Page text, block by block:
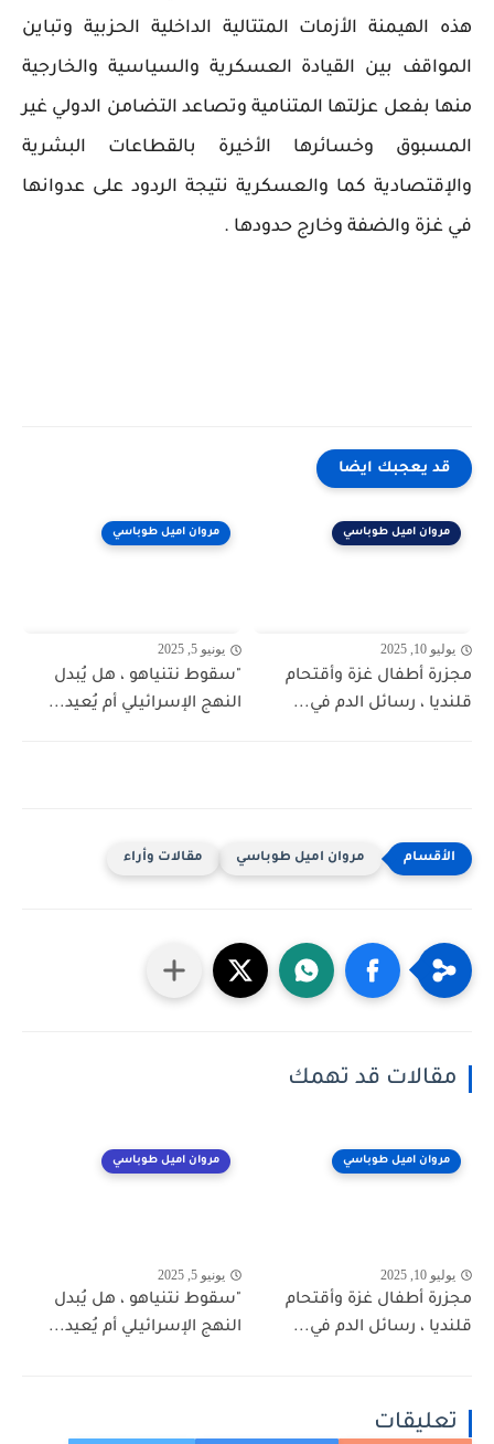
هذه الهيمنة الأزمات المتتالية الداخلية الحزبية وتباين
المواقف بين القيادة العسكرية والسياسية والخارجية
منها بفعل عزلتها المتنامية وتصاعد التضامن الدولي غير
المسبوق وخسائرها الأخيرة بالقطاعات البشرية
والإقتصادية كما والعسكرية نتيجة الردود على عدوانها
في غزة والضفة وخارج حدودها .
قد يعجبك ايضا
مروان اميل طوباسي
يوليو 10, 2025
مجزرة أطفال غزة وأقتحام
قلنديا ، رسائل الدم في...
مروان اميل طوباسي
يونيو 5, 2025
"سقوط نتنياهو ، هل يُبدل
النهج الإسرائيلي أم يُعيد...
مروان اميل طوباسي مقالات وأراء
مقالات قد تهمك
مروان اميل طوباسي
يوليو 10, 2025
مجزرة أطفال غزة وأقتحام
قلنديا ، رسائل الدم في...
مروان اميل طوباسي
يونيو 5, 2025
"سقوط نتنياهو ، هل يُبدل
النهج الإسرائيلي أم يُعيد...
تعليقات